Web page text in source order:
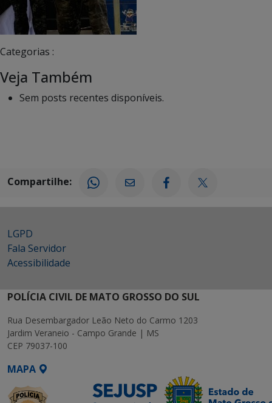
Categorias :
Veja Também
Sem posts recentes disponíveis.
Compartilhe:
LGPD
Fala Servidor
Acessibilidade
POLÍCIA CIVIL DE MATO GROSSO DO SUL
Rua Desembargador Leão Neto do Carmo 1203
Jardim Veraneio - Campo Grande | MS
CEP 79037-100
MAPA